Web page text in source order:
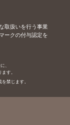
取扱いを行う事業
ークの付与認定を
、
す。
禁じます。